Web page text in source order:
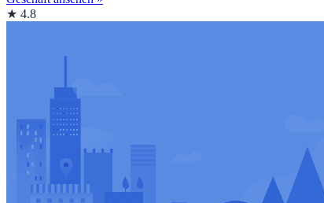
★ 4.8